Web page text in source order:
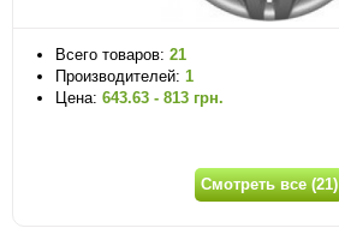
Всего товаров: 21
Производителей: 1
Цена: 643.63 - 813 грн.
Смотреть все (21)